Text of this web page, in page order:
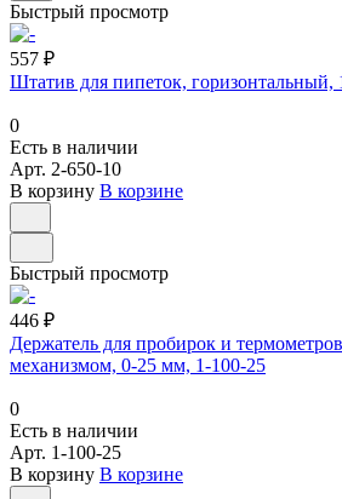
Быстрый просмотр
557 ₽
Штатив для пипеток, горизонтальный,
0
Есть в наличии
Арт. 2-650-10
В корзину В корзине
Быстрый просмотр
446 ₽
Держатель для пробирок и
механизмом, 0-25 мм, 1-100-25
0
Есть в наличии
Арт. 1-100-25
В корзину В корзине